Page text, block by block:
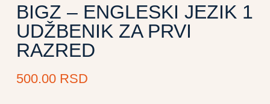
BIGZ – ENGLESKI JEZIK 1
UDŽBENIK ZA PRVI
RAZRED
500.00 RSD